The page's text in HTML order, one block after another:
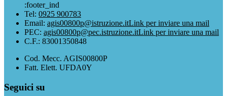
:footer_ind
Tel: 0925 900783
Email: agis00800p@istruzione.itLink per inviare una mail
PEC: agis00800p@pec.istruzione.itLink per inviare una mail
C.F.: 83001350848
Cod. Mecc. AGIS00800P
Fatt. Elett. UFDA0Y
Seguici su